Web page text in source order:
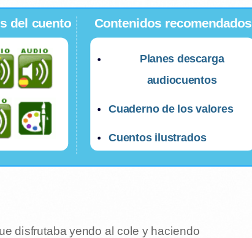
del cuento Contenidos recomendados
Planes descarga
audiocuentos
Cuaderno de los valores
Cuentos ilustrados
disfrutaba yendo al cole y haciendo